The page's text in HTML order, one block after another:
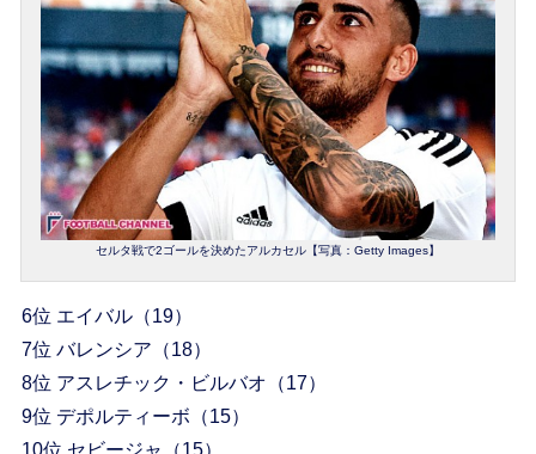
セルタ戦で2ゴールを決めたアルカセル【写真：Getty Images】
6位 エイバル（19）
7位 バレンシア（18）
8位 アスレチック・ビルバオ（17）
9位 デポルティーボ（15）